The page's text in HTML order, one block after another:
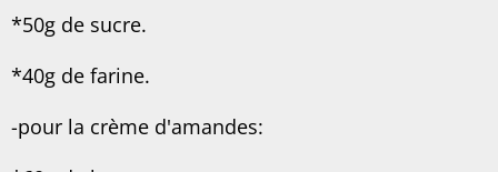
*50g de sucre.
*40g de farine.
-pour la crème d'amandes: